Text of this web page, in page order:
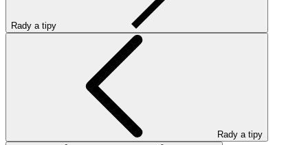
Rady a tipy
Rady a tipy